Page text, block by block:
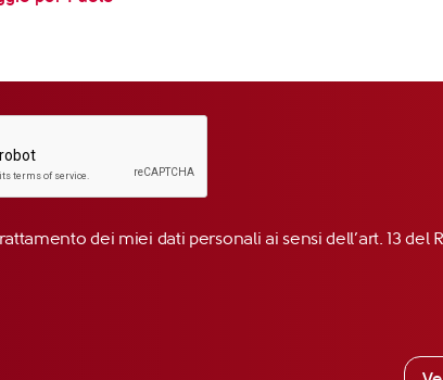
dei miei dati personali ai sensi dell’art. 13